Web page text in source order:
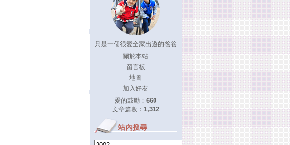
只是一個很愛全家出遊的爸爸
關於本站
留言板
地圖
加入好友
愛的鼓勵： 660
文章篇數： 1,312
站內搜尋